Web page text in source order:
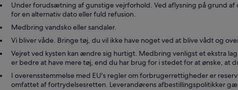
Under forudsætning af gunstige vejrforhold. Ved aflysning på grund af
for en alternativ dato eller fuld refusion.
Medbring vandsko eller sandaler.
Vi bliver våde. Bringe tøj, du vil ikke have noget ved at blive vådt og
Vejret ved kysten kan ændre sig hurtigt. Medbring venligst et ekstra
er bedre at have mere tøj, end du har brug for i stedet for at ønske, at
I overensstemmelse med EU's regler om forbrugerrettigheder er
omfattet af fortrydelsesretten. Leverandørens afbestillingspolitikker